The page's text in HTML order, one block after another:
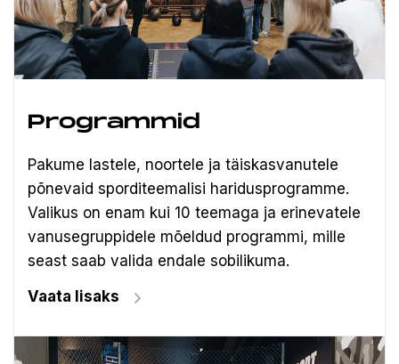
Programmid
Pakume lastele, noortele ja täiskasvanutele
põnevaid sporditeemalisi haridusprogramme.
Valikus on enam kui 10 teemaga ja erinevatele
vanusegruppidele mõeldud programmi, mille
seast saab valida endale sobilikuma.
Vaata lisaks